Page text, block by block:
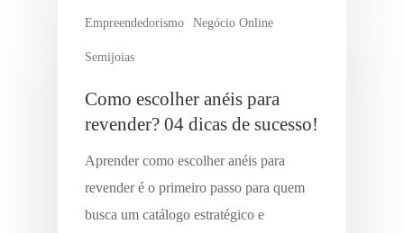
Empreendedorismo Negócio Online
Semijoias
Como escolher anéis para
revender? 04 dicas de sucesso!
Aprender como escolher anéis para
revender é o primeiro passo para quem
busca um catálogo estratégico e